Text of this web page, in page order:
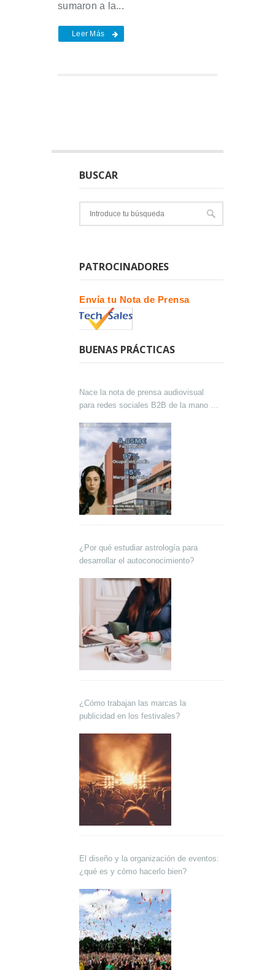
sumaron a la...
Leer Más
BUSCAR
PATROCINADORES
Envía tu Nota de Prensa
BUENAS PRÁCTICAS
Nace la nota de prensa audiovisual
para redes sociales B2B de la mano de
¿Por qué estudiar astrología para
desarrollar el autoconocimiento?
¿Cómo trabajan las marcas la
publicidad en los festivales?
El diseño y la organización de eventos:
¿qué es y cómo hacerlo bien?